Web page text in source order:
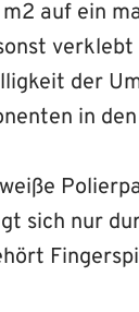
auf ein
der
in
sich nur